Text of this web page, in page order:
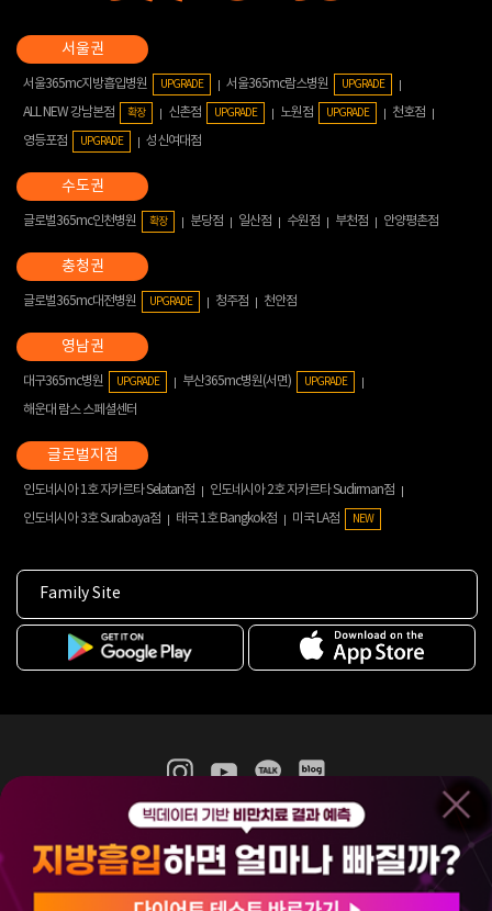
서울365mc지방흡입병원 UPGRADE 서울365mc람스병원 UPGRADE
ALL NEW 강남본점 확장 신촌점 UPGRADE 노원점 UPGRADE
천호점
영등포점
UPGRADE 성신여대점
글로벌365mc인천병원 확장 분당점 일산점 수원점 부천점 안양평촌점
글로벌365mc대전병원 UPGRADE 청주점 천안점
대구365mc병원 UPGRADE 부산365mc병원(서면) UPGRADE
해운대 람스 스페셜센터
인도네시아 1호 자카르타 Selatan점
인도네시아 2호 자카르타 Sudirman점
인도네시아 3호 Surabaya점
태국 1호 Bangkok점 미국 LA점 NEW
Family Site
365mc 병·의원 이용약관
홈페이지 이용약관
비급여진료수가
(주)365mcㅣ서울특별시 서초구 서초대로52길 7, 3~4층(서초동, 제일빌딩)
120-87-04354ㅣ김남철